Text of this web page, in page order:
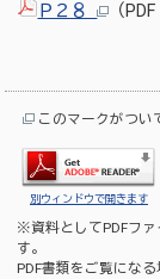
Ｐ２８ （
このマークがつい
別ウィンドウで開きます
※資料としてPDFフ
す。
PDF書類をご覧にな